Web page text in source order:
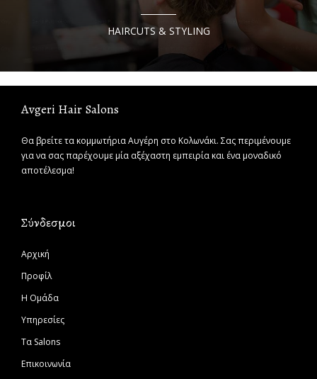
HAIRCUTS & STYLING
Avgeri Hair Salons
Θα βρείτε τα κομμωτήρια Αυγέρη στο Κολωνάκι. Σας περιμένουμε
για να σας παρέχουμε μία αξέχαστη εμπειρία και ένα μοναδικό
αποτέλεσμα!
Σύνδεσμοι
Αρχική
Προφίλ
Η Ομάδα
Υπηρεσίες
Τα Salons
Επικοινωνία